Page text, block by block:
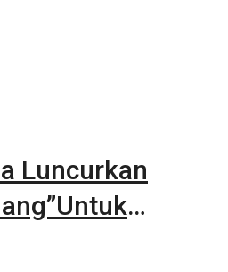
Luncurkan